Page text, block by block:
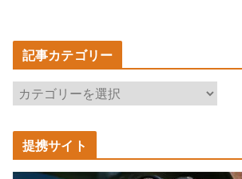
記事カテゴリー
記
事
カ
テ
ゴ
提携サイト